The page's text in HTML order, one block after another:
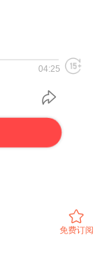
04:25
免费订阅